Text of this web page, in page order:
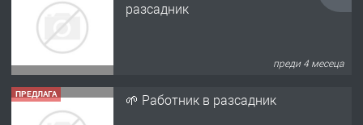
преди 4 месеца
ПРЕДЛАГА Търсим работничка